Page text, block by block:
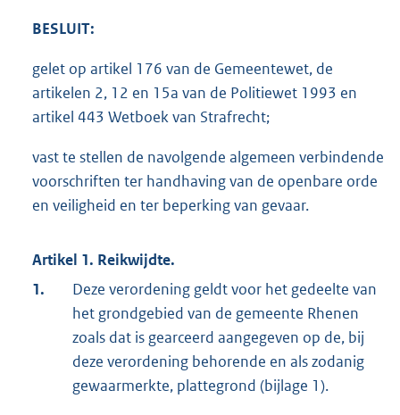
BESLUIT:
gelet op artikel 176 van de Gemeentewet, de
artikelen 2, 12 en 15a van de Politiewet 1993 en
artikel 443 Wetboek van Strafrecht;
vast te stellen de navolgende algemeen verbindende
voorschriften ter handhaving van de openbare orde
en veiligheid en ter beperking van gevaar.
Artikel 1. Reikwijdte.
1.
Deze verordening geldt voor het gedeelte van
het grondgebied van de gemeente Rhenen
zoals dat is gearceerd aangegeven op de, bij
deze verordening behorende en als zodanig
gewaarmerkte, plattegrond (bijlage 1).